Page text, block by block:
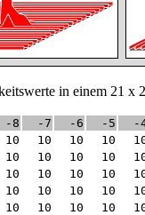
in einem 21 x
8 -7 -6 -5 -
10 10 10 10
10 10 10 10
10 10 10 10
10 10 10 10
10 10 10 10